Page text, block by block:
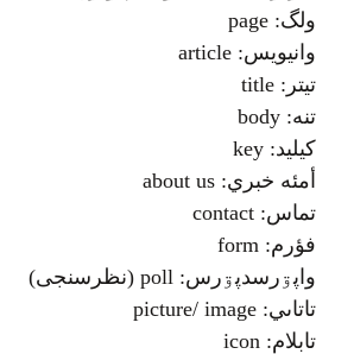
ولگ: page
وانيويس: article
تيتر: title
تنه: body
کيليد: key
أمئه خبري: about us
تماس: contact
فؤرم: form
واپۊرسدپۊرس: poll (نظرسنجی)
تاتاىي: picture/ image
تابلام: icon